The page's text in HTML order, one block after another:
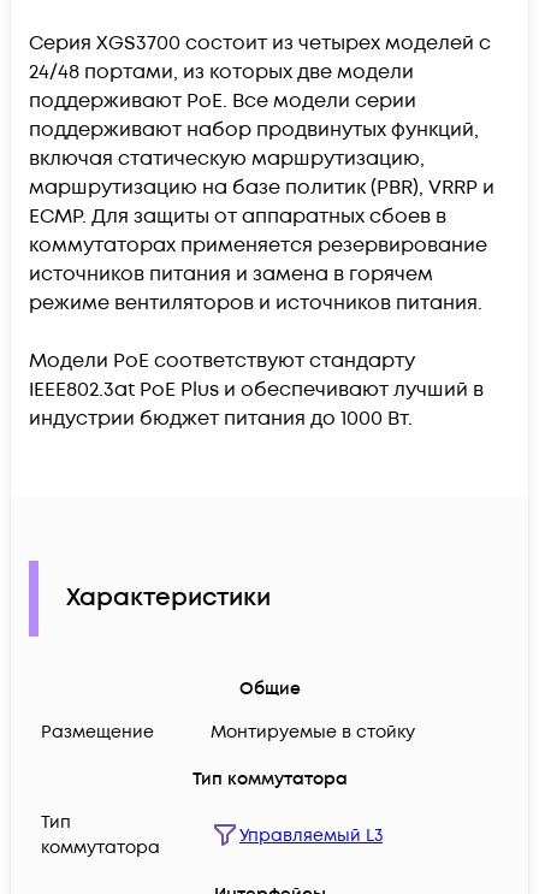
Серия XGS3700 состоит из четырех моделей с
24/48 портами, из которых две модели
поддерживают PoE. Все модели серии
поддерживают набор продвинутых функций,
включая статическую маршрутизацию,
маршрутизацию на базе политик (PBR), VRRP и
ECMP. Для защиты от аппаратных сбоев в
коммутаторах применяется резервирование
источников питания и замена в горячем
режиме вентиляторов и источников питания.
Модели PoE соответствуют стандарту
IEEE802.3at PoE Plus и обеспечивают лучший в
индустрии бюджет питания до 1000 Вт.
Характеристики
Общие
Размещение
Монтируемые в стойку
Тип коммутатора
Тип
коммутатора
Управляемый L3